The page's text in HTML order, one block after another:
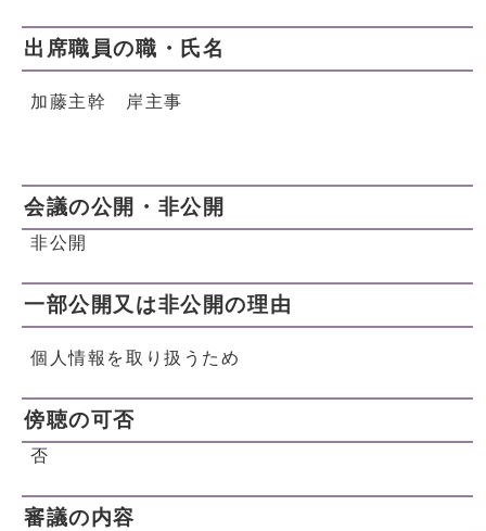
出席職員の職・氏名
加藤主幹 岸主事
会議の公開・非公開
非公開
一部公開又は非公開の理由
個人情報を取り扱うため
傍聴の可否
否
審議の内容